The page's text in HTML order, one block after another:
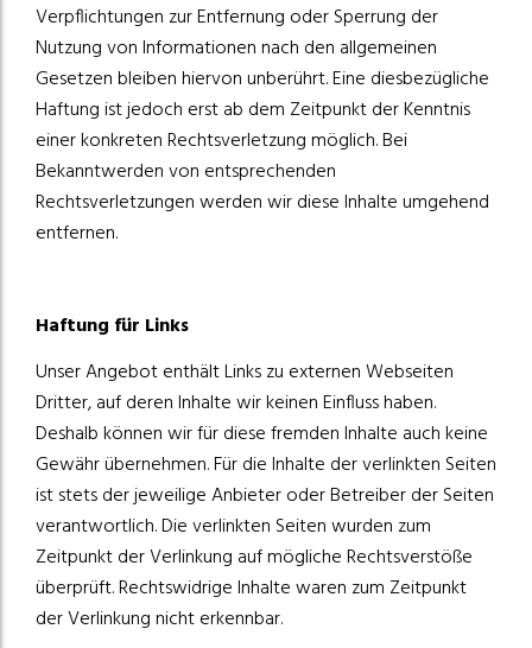
Verpflichtungen zur Entfernung oder Sperrung der
Nutzung von Informationen nach den allgemeinen
Gesetzen bleiben hiervon unberührt. Eine diesbezügliche
Haftung ist jedoch erst ab dem Zeitpunkt der Kenntnis
einer konkreten Rechtsverletzung möglich. Bei
Bekanntwerden von entsprechenden
Rechtsverletzungen werden wir diese Inhalte umgehend
entfernen.
Haftung für Links
Unser Angebot enthält Links zu externen Webseiten
Dritter, auf deren Inhalte wir keinen Einfluss haben.
Deshalb können wir für diese fremden Inhalte auch keine
Gewähr übernehmen. Für die Inhalte der verlinkten Seiten
ist stets der jeweilige Anbieter oder Betreiber der Seiten
verantwortlich. Die verlinkten Seiten wurden zum
Zeitpunkt der Verlinkung auf mögliche Rechtsverstöße
überprüft. Rechtswidrige Inhalte waren zum Zeitpunkt
der Verlinkung nicht erkennbar.